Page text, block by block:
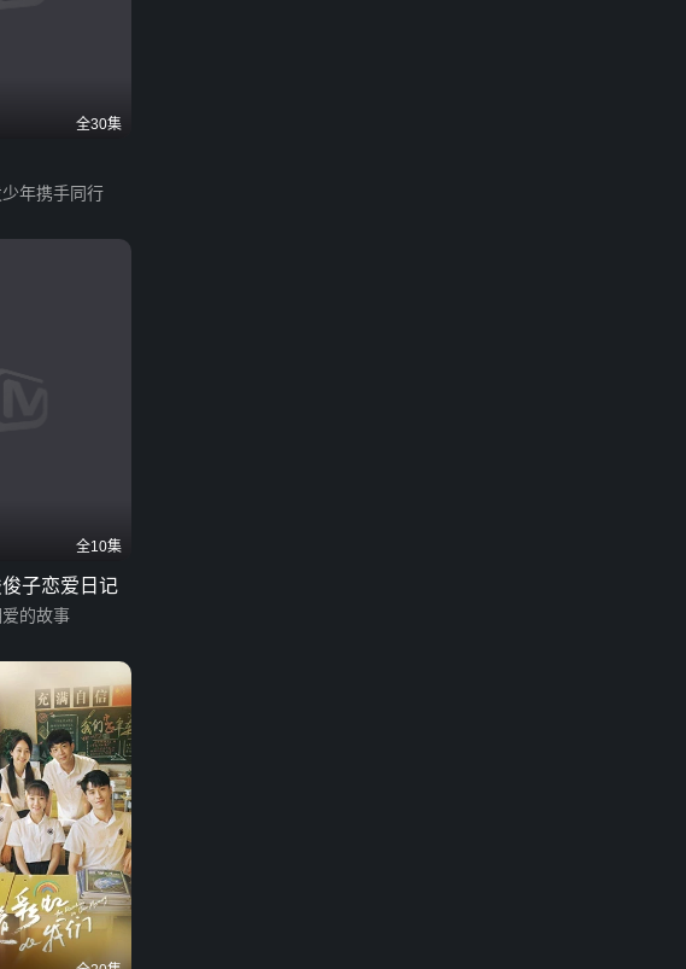
全30集
年携手同行
全10集
子恋爱日记
的故事